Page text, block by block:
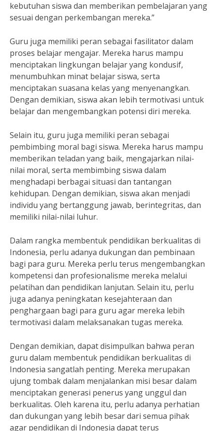
kebutuhan siswa dan memberikan pembelajaran yang
sesuai dengan perkembangan mereka.”
Guru juga memiliki peran sebagai fasilitator dalam
proses belajar mengajar. Mereka harus mampu
menciptakan lingkungan belajar yang kondusif,
menumbuhkan minat belajar siswa, serta
menciptakan suasana kelas yang menyenangkan.
Dengan demikian, siswa akan lebih termotivasi untuk
belajar dan mengembangkan potensi diri mereka.
Selain itu, guru juga memiliki peran sebagai
pembimbing moral bagi siswa. Mereka harus mampu
memberikan teladan yang baik, mengajarkan nilai-
nilai moral, serta membimbing siswa dalam
menghadapi berbagai situasi dan tantangan
kehidupan. Dengan demikian, siswa akan menjadi
individu yang bertanggung jawab, berintegritas, dan
memiliki nilai-nilai luhur.
Dalam rangka membentuk pendidikan berkualitas di
Indonesia, perlu adanya dukungan dan pembinaan
bagi para guru. Mereka perlu terus mengembangkan
kompetensi dan profesionalisme mereka melalui
pelatihan dan pendidikan lanjutan. Selain itu, perlu
juga adanya peningkatan kesejahteraan dan
penghargaan bagi para guru agar mereka lebih
termotivasi dalam melaksanakan tugas mereka.
Dengan demikian, dapat disimpulkan bahwa peran
guru dalam membentuk pendidikan berkualitas di
Indonesia sangatlah penting. Mereka merupakan
ujung tombak dalam menjalankan misi besar dalam
menciptakan generasi penerus yang unggul dan
berkualitas. Oleh karena itu, perlu adanya perhatian
dan dukungan yang lebih besar dari semua pihak
agar pendidikan di Indonesia dapat terus